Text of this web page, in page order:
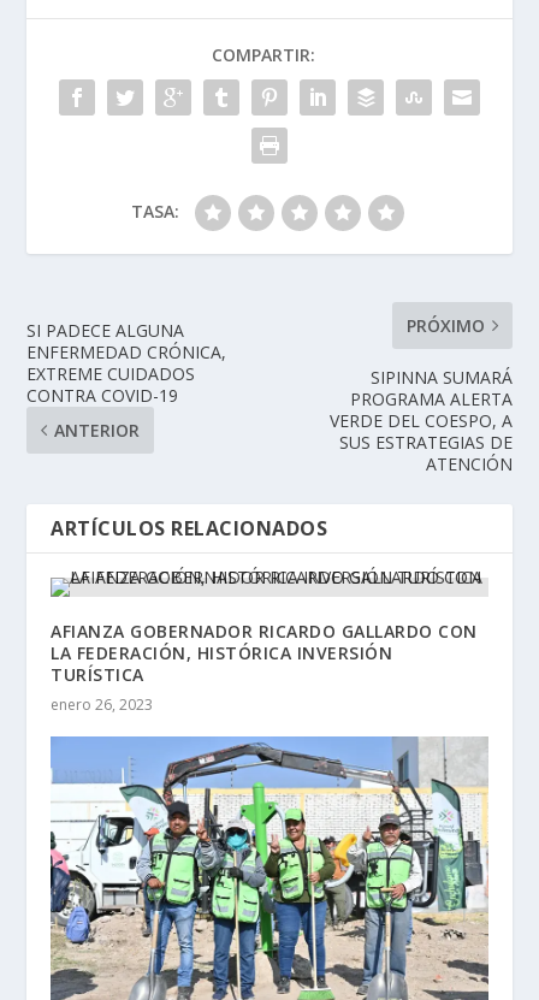
COMPARTIR:
TASA:
SI PADECE ALGUNA
ENFERMEDAD CRÓNICA,
EXTREME CUIDADOS
CONTRA COVID-19
ANTERIOR
PRÓXIMO
SIPINNA SUMARÁ
PROGRAMA ALERTA
VERDE DEL COESPO, A
SUS ESTRATEGIAS DE
ATENCIÓN
ARTÍCULOS RELACIONADOS
AFIANZA GOBERNADOR RICARDO GALLARDO CON
LA FEDERACIÓN, HISTÓRICA INVERSIÓN
TURÍSTICA
enero 26, 2023